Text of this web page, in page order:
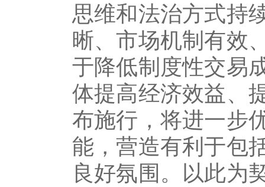
思维和法治方式持
晰、市场机制有效
于降低制度性交易
体提高经济效益、
布施行，将进一步
能，营造有利于包
良好氛围。以此为